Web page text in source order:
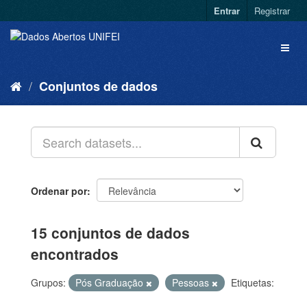
Entrar Registrar
Conjuntos de dados
Ordenar por
15 conjuntos de dados
encontrados
Grupos: Pós Graduação Pessoas
Etiquetas: